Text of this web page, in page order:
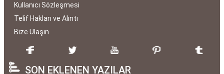
Kullanıcı Sözleşmesi
Telif Hakları ve Alıntı
Bize Ulaşın
SON EKLENEN YAZILAR